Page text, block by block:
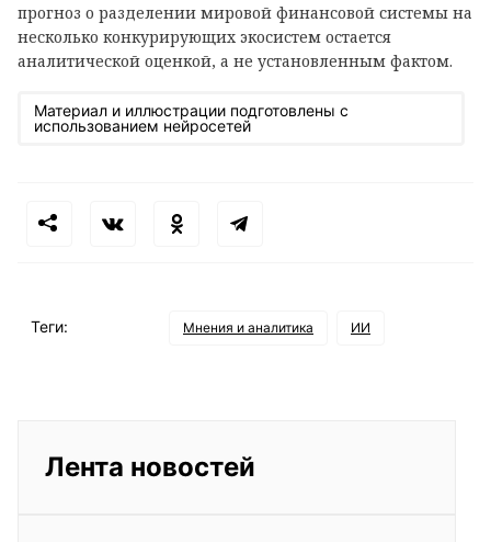
прогноз о разделении мировой финансовой системы на
несколько конкурирующих экосистем остается
аналитической оценкой, а не установленным фактом.
Материал и иллюстрации подготовлены с
использованием нейросетей
Теги: Мнения и аналитика ИИ
Лента новостей